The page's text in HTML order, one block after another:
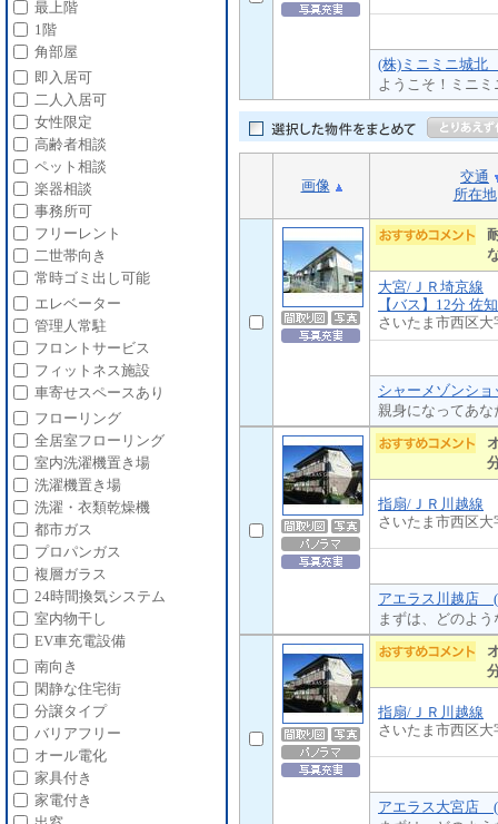
(株)ミニミニ城北
ようこそ！ミニ
画像
交通
所在地
大宮/ＪＲ埼京線
【バス】12分 佐
さいたま市西区大
シャーメゾンシ
親身になってあ
指扇/ＪＲ川越線
さいたま市西区大
アエラス川越店 (
まずは、どのよ
指扇/ＪＲ川越線
さいたま市西区大
アエラス大宮店 (
最上階
1階
角部屋
即入居可
二人入居可
女性限定
高齢者相談
ペット相談
楽器相談
事務所可
フリーレント
二世帯向き
常時ゴミ出し可能
エレベーター
管理人常駐
フロントサービス
フィットネス施設
車寄せスペースあり
フローリング
全居室フローリング
室内洗濯機置き場
洗濯機置き場
洗濯・衣類乾燥機
都市ガス
プロパンガス
複層ガラス
24時間換気システム
室内物干し
EV車充電設備
南向き
閑静な住宅街
分譲タイプ
バリアフリー
オール電化
家具付き
家電付き